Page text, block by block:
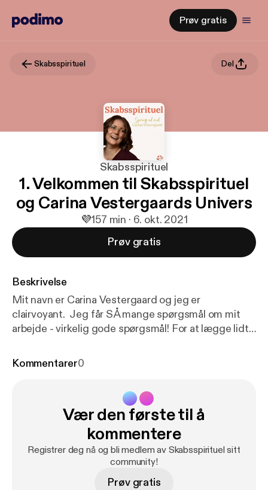
Prøv gratis
Skabsspirituel Del
Skabsspirituel
1. Velkommen til Skabsspirituel
og Carina Vestergaards Univers
💜157 min · 6. okt. 2021
Prøv gratis
Beskrivelse
Mit navn er Carina Vestergaard og jeg er
clairvoyant. Jeg får SÅ mange spørgsmål om mit
arbejde - virkelig gode spørgsmål! For at lægge lidt
ladet mig interviewe af min kære søster - Pernille
omtaler i podcasten er den der er linket til lige her:
ttps://www.facebook.com/groups/carinavestergaar
Kommentarer0
Vær den første til å
kommentere
Registrer deg nå og bli medlem av Skabsspirituel sitt
community!
Prøv gratis